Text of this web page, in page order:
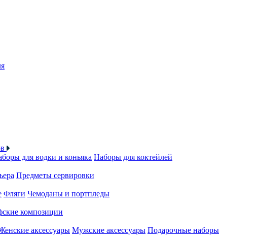
для водки и коньяка Наборы для коктейлей
Предметы сервировки
Фляги Чемоданы и портпледы
композиции
аксессуары Мужские аксессуары Подарочные наборы